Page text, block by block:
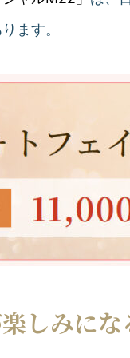
ます。
しみにな